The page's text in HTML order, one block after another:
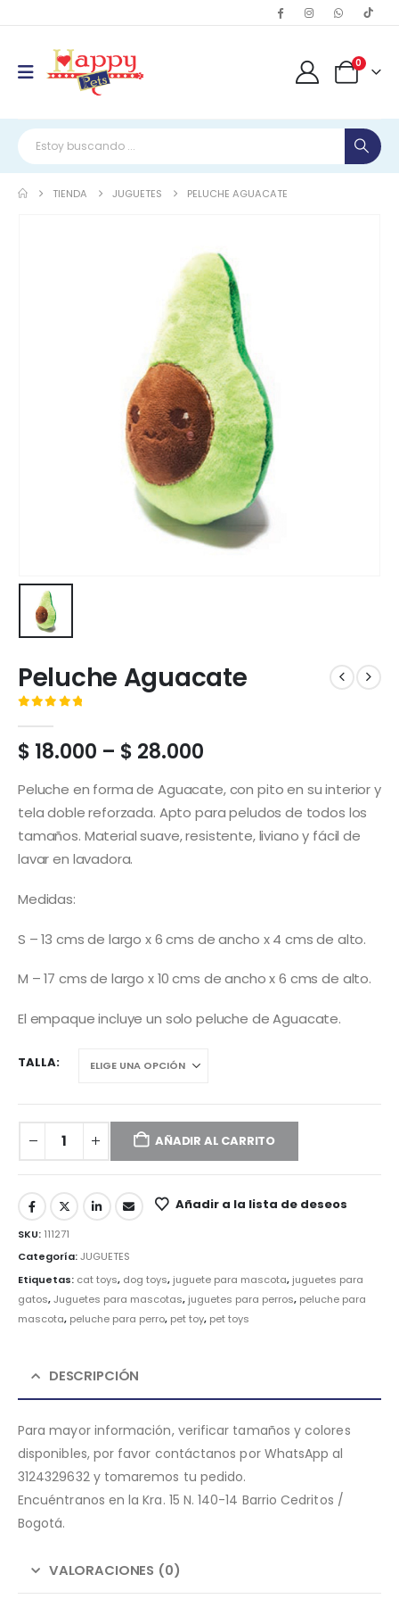
0
TIENDA JUGUETES PELUCHE AGUACATE
Peluche Aguacate
$ 18.000 – $ 28.000
$ 18.000
through
$ 28.000
Peluche en forma de Aguacate, con pito en su interior y
tela doble reforzada. Apto para peludos de todos los
tamaños. Material suave, resistente, liviano y fácil de
lavar en lavadora.
Medidas:
S – 13 cms de largo x 6 cms de ancho x 4 cms de alto.
M – 17 cms de largo x 10 cms de ancho x 6 cms de alto.
El empaque incluye un solo peluche de Aguacate.
TALLA
AÑADIR AL CARRITO
Añadir a la lista de deseos
SKU: 111271
Categoría:JUGUETES
Etiquetas: cat toys, dog toys, juguete para mascota, juguetes para
gatos,Juguetes para mascotas, juguetes para perros, peluche para
mascota, peluche para perro, pet toy, pet toys
DESCRIPCIÓN
Para mayor información, verificar tamaños y colores
disponibles, por favor contáctanos por WhatsApp al
3124329632 y tomaremos tu pedido.
Encuéntranos en la Kra. 15 N. 140-14 Barrio Cedritos /
Bogotá.
VALORACIONES (0)